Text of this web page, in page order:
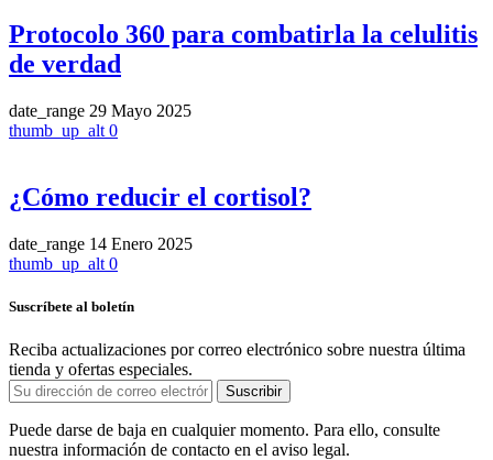
Protocolo 360 para combatirla la celulitis
de verdad
date_range 29 Mayo 2025
thumb_up_alt 0
¿Cómo reducir el cortisol?
date_range 14 Enero 2025
thumb_up_alt 0
Suscríbete al boletín
Reciba actualizaciones por correo electrónico sobre nuestra última
tienda y ofertas especiales.
Suscribir
Puede darse de baja en cualquier momento. Para ello, consulte
nuestra información de contacto en el aviso legal.